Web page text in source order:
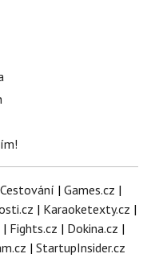
Cestování | Games.cz |
| Karaoketexty.cz |
| Fights.cz | Dokina.cz |
| StartupInsider.cz